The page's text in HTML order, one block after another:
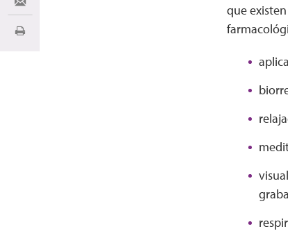
que
Share via Email
Imprimir